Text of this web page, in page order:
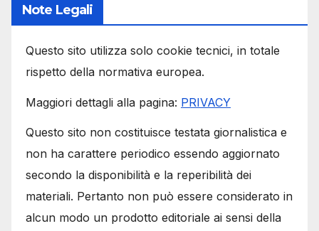
Note Legali
Questo sito utilizza solo cookie tecnici, in totale
rispetto della normativa europea.
Maggiori dettagli alla pagina: PRIVACY
Questo sito non costituisce testata giornalistica e
non ha carattere periodico essendo aggiornato
secondo la disponibilità e la reperibilità dei
materiali. Pertanto non può essere considerato in
alcun modo un prodotto editoriale ai sensi della